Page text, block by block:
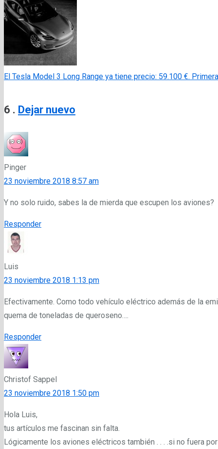
El Tesla Model 3 Long Range ya tiene precio: 59.100 €.
6 Comentarios
. Dejar nuevo
Pinger
23 noviembre 2018 8:57 am
Y no solo ruido, sabes la de mierda que escupen los aviones?
Responder
Luis
23 noviembre 2018 1:13 pm
Efectivamente. Como todo vehículo eléctrico además de la
quema de toneladas de queroseno….
Responder
Christof Sappel
23 noviembre 2018 1:50 pm
Hola Luis,
tus artículos me fascinan sin falta.
Lógicamente los aviones eléctricos también . . . .si no fuera